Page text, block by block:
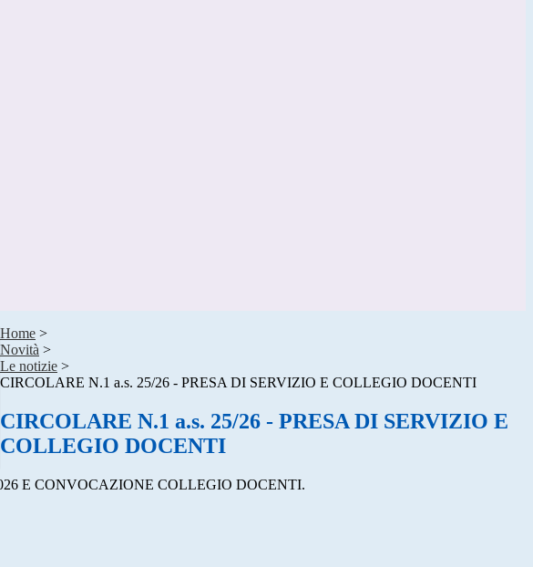
Home >
Novità >
Le notizie >
CIRCOLARE N.1 a.s. 25/26 - PRESA DI SERVIZIO E COLLEGIO DOCENTI
CIRCOLARE N.1 a.s. 25/26 - PRESA DI SERVIZIO E
COLLEGIO DOCENTI
E CONVOCAZIONE COLLEGIO DOCENTI.